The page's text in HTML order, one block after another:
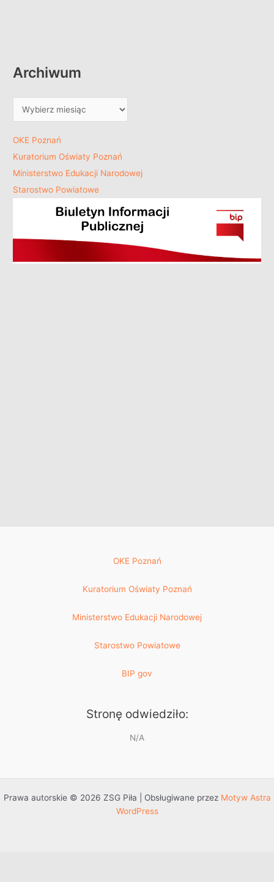
Archiwum
OKE Poznań
Kuratorium Oświaty Poznań
Ministerstwo Edukacji Narodowej
Starostwo Powiatowe
OKE Poznań
Kuratorium Oświaty Poznań
Ministerstwo Edukacji Narodowej
Starostwo Powiatowe
BIP gov
Stronę odwiedziło:
N/A
Prawa autorskie © 2026 ZSG Piła | Obsługiwane przez Motyw Astra
WordPress